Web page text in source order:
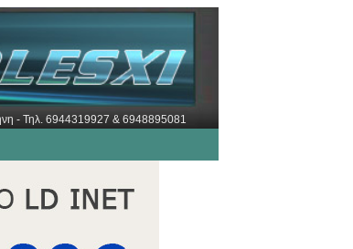
- Τηλ. 6944319927 & 6948895081